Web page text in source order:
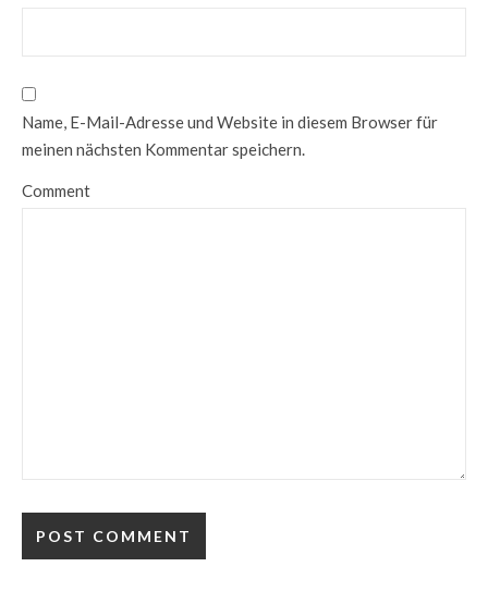
Name, E-Mail-Adresse und Website in diesem Browser für
meinen nächsten Kommentar speichern.
Comment